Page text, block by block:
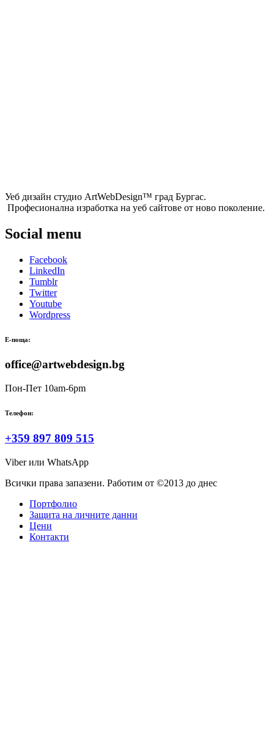
Уеб дизайн студио ArtWebDesign™ град Бургас.
Професионална изработка на уеб сайтове от ново поколение.
Social menu
Facebook
LinkedIn
Tumblr
Twitter
Youtube
Wordpress
Е-поща:
office@artwebdesign.bg
Пон-Пет 10am-6pm
Телефон:
+359 897 809 515
Viber или WhatsApp
Всички права запазени. Работим от ©2013 до днес
Портфолио
Защита на личните данни
Цени
Контакти